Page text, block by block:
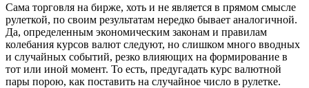
Сама торговля на бирже, хоть и не является в прямом смысле
рулеткой, по своим результатам нередко бывает аналогичной.
Да, определенным экономическим законам и правилам
колебания курсов валют следуют, но слишком много вводных
и случайных событий, резко влияющих на формирование в
тот или иной момент. То есть, предугадать курс валютной
пары порою, как поставить на случайное число в рулетке.